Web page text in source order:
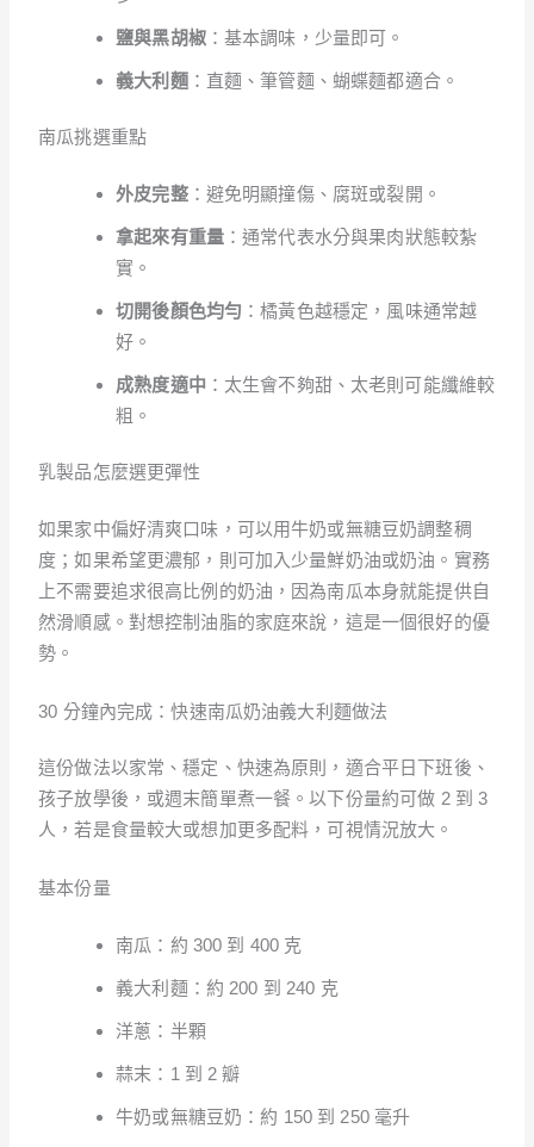
鹽與黑胡椒：基本調味，少量即可。
義大利麵：直麵、筆管麵、蝴蝶麵都適合。
南瓜挑選重點
外皮完整：避免明顯撞傷、腐斑或裂開。
拿起來有重量 ：通常代表水分與果肉狀態較紮
實。
切開後顏色均勻 ：橘黃色越穩定，風味通常越
好。
成熟度適中 ：太生會不夠甜、太老則可能纖維較
粗。
乳製品怎麼選更彈性
如果家中偏好清爽口味，可以用牛奶或無糖豆奶調整稠
度；如果希望更濃郁，則可加入少量鮮奶油或奶油。實務
上不需要追求很高比例的奶油，因為南瓜本身就能提供自
然滑順感。對想控制油脂的家庭來說，這是一個很好的優
勢。
30 分鐘內完成：快速南瓜奶油義大利麵做法
這份做法以家常、穩定、快速為原則，適合平日下班後、
孩子放學後，或週末簡單煮一餐。以下份量約可做 2 到 3
人，若是食量較大或想加更多配料，可視情況放大。
基本份量
南瓜：約 300 到 400 克
義大利麵：約 200 到 240 克
洋蔥：半顆
蒜末：1 到 2 瓣
牛奶或無糖豆奶：約 150 到 250 毫升